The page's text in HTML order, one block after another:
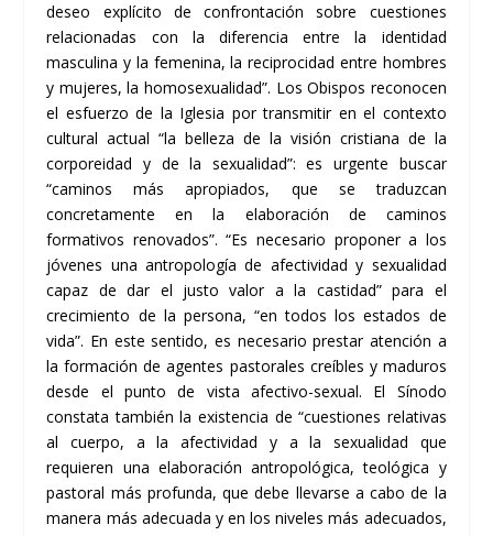
deseo explícito de confrontación sobre cuestiones
relacionadas con la diferencia entre la identidad
masculina y la femenina, la reciprocidad entre hombres
y mujeres, la homosexualidad”. Los Obispos reconocen
el esfuerzo de la Iglesia por transmitir en el contexto
cultural actual “la belleza de la visión cristiana de la
corporeidad y de la sexualidad”: es urgente buscar
“caminos más apropiados, que se traduzcan
concretamente en la elaboración de caminos
formativos renovados”. “Es necesario proponer a los
jóvenes una antropología de afectividad y sexualidad
capaz de dar el justo valor a la castidad” para el
crecimiento de la persona, “en todos los estados de
vida”. En este sentido, es necesario prestar atención a
la formación de agentes pastorales creíbles y maduros
desde el punto de vista afectivo-sexual. El Sínodo
constata también la existencia de “cuestiones relativas
al cuerpo, a la afectividad y a la sexualidad que
requieren una elaboración antropológica, teológica y
pastoral más profunda, que debe llevarse a cabo de la
manera más adecuada y en los niveles más adecuados,